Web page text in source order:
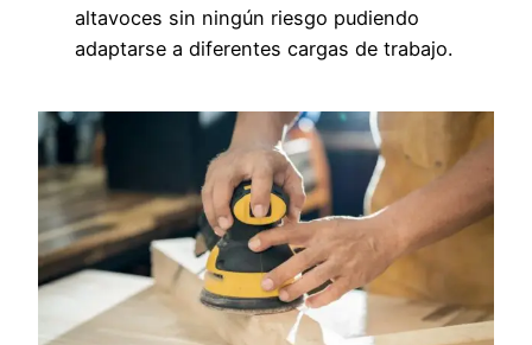
altavoces sin ningún riesgo pudiendo
adaptarse a diferentes cargas de trabajo.